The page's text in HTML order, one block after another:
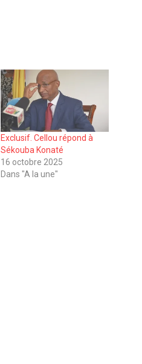
Exclusif. Cellou répond à
Sékouba Konaté
16 octobre 2025
Dans "A la une"